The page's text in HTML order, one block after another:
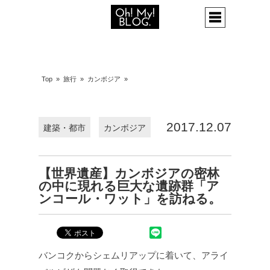
Top » 旅行 » カンボジア »
2017.12.07
建築・都市 カンボジア
【世界遺産】カンボジアの密林
の中に現れる巨大な遺跡群「ア
ンコール・ワット」を訪ねる。
バンコクからシェムリアップに着いて、アライ